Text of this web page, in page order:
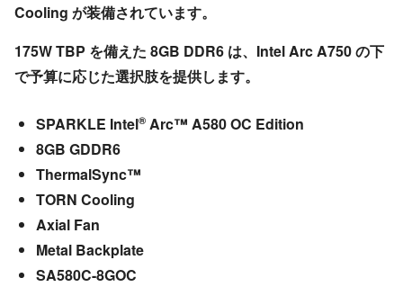
Cooling が装備されています。
175W TBP を備えた 8GB DDR6 は、Intel Arc A750 の下
で予算に応じた選択肢を提供します。
SPARKLE Intel®Arc™ A580 OC Edition
8GB GDDR6
ThermalSync™
TORN Cooling
Axial Fan
Metal Backplate
SA580C-8GOC